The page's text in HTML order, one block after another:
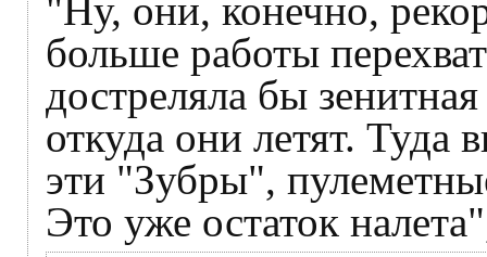
"Ну, они, конечно,
больше работы
достреляла бы
откуда они летят. Туда
эти "Зубры",
Это уже остаток